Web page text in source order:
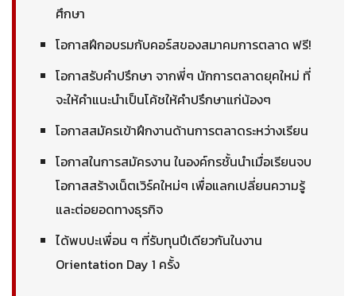
ศึกษา
โอกาสฝึกอบรมกับคอร์สของสมาคมการตลาด ฟรี!
โอกาสรับคำปรึกษา จากพี่ๆ นักการตลาดยุคใหม่ ที่
จะให้คำแนะนำเป็นโค้ชให้คำปรึกษาแก่น้องๆ
โอกาสสมัครเข้าฝึกงานด้านการตลาดระหว่างเรียน
โอกาสในการสมัครงาน ในองค์กรชั้นนำเมื่อเรียนจบ
โอกาสสร้างเน็ตเวิร์คใหม่ๆ เพื่อแลกเปลี่ยนความรู้
และต่อยอดทางธุรกิจ
ได้พบปะเพื่อน ๆ ที่รับทุนปีเดียวกันในงาน
Orientation Day 1 ครั้ง